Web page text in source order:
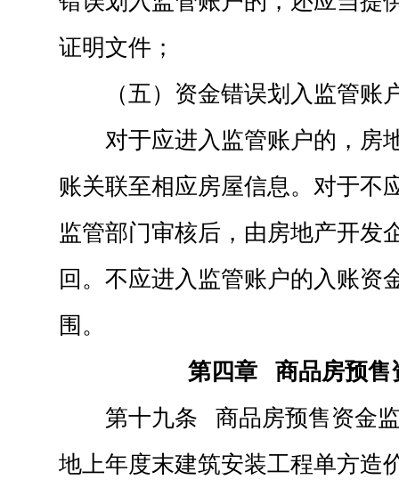
证明文件；
（五）资金错误划入监管账
对于应进入监管账户的，房
账关联至相应房屋信息。对于不
监管部门审核后，由房地产开发
回。不应进入监管账户的入账资
围。
第四章 商品房预售
第十九条 商品房预售资金
地上年度末建筑安装工程单方造